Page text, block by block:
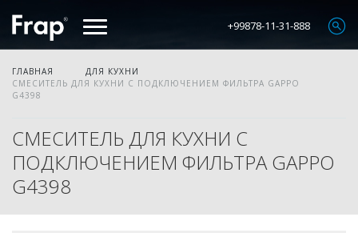
+99878-11-31-888
ГЛАВНАЯ
ДЛЯ КУХНИ
СМЕСИТЕЛЬ ДЛЯ КУХНИ С ПОДКЛЮЧЕНИЕМ ФИЛЬТРА GAPPO
G4398
СМЕСИТЕЛЬ ДЛЯ КУХНИ С
ПОДКЛЮЧЕНИЕМ ФИЛЬТРА GAPPO
G4398